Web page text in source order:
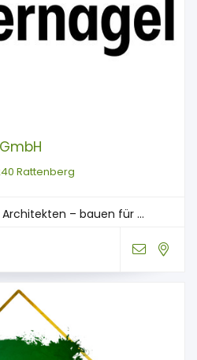
Rattenberg
– bauen für ...